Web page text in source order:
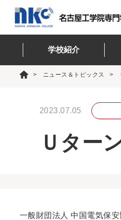
学校紹介
ニュース＆トピックス
2023.07.05
Ｕター
一般財団法人 中国電気保